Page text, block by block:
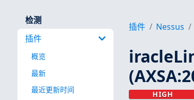
检测
插件
概览
最新
最近更新时间
插件 Nessus
HIGH